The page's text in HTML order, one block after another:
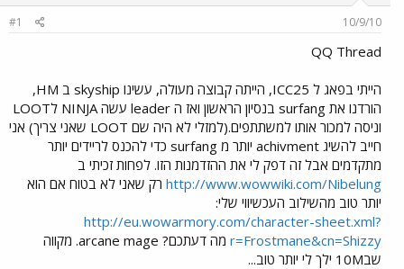
ו
ש
א
ר
ך
10/9/10
#1
QQ Thread
הייתי בפאג ל ICC25, הייתה קבוצה מעולה, עשינו skyship ב HM,
הורדנו את surfang בנסיון הראשון ואז ה leader עשה NINJA לLOOT
וניסה למכור אותו למשתתפים.(למזלי לא היה שם LOOT שאני צריך) אני
חייב להשיג achivment יותר מ surfang כדי להכנס לריידים יותר
מתקדמים אבל זה דפק לי את ההזדמנות הזו. לפחות זכיתי ב
http://www.wowwiki.com/Nibelung רק שאני לא בטוח אם הוא
יותר טוב מהשילוב העכשיווי שלי:
http://eu.wowarmory.com/character-sheet.xml?
r=Frostmane&cn=Shizzy
מה דעתכם? arcane mage. מקווה
שב10M ילך לי יותר טוב...